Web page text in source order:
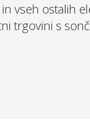
vseh ostalih
trgovini s